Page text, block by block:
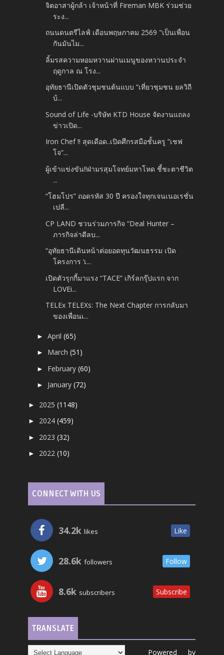
จิตอาสาผู้กล้า เจ้าหน้าที่ Fireman MBK ร่วมช่วย
ระง...
ถนนดนตรีไลฟ์ เดือนพฤษภาคม 2569 "เป็นเพื่อน
กันมันไม...
ลิ้มรสความหอมหวานผ่านเมนูของหวานประจำ
ฤดูกาล ณ โรง...
อุทัยธานีเปิดตัวชุมชนต้นแบบ “เที่ยวชุมชน ยลวิถี
บ้...
Sound of Life -บริษัท KTD House จัดงานแถลง
ข่าวเปิด...
Iron Chef !! สุดเดือด..เปิดศึกรสมือชั้นครู “เชฟ
โจ”...
ผู้เข้าแข่งขัน!!ฝ่ามรสุมโจทย์มหาโหด ชี้ชะตาชีวิต
...
“โฮมโปร” ถอดรหัส 30 ปี ครองใจทุกเจนเนอเรชั่น
เปลี...
CP LAND ชวนร่วมภารกิจ “Deal Hunter –
ภารกิจล่าดีลบ...
“อุทัยธานีเดินหน้าต่อยอดทุนวัฒนธรรม เปิด
โครงการ ‘เ...
เปิดตัวรุกกี้มาแรง “TACE” เกิร์ลกรุ๊ปแรก จาก
LOVEi...
TELEx TELEXs: The Next Chapter การกลับมา
ของเพื่อนเ...
►April(65)
► March(51)
► February(60)
► January(72)
► 2025(1148)
► 2024(459)
► 2023(32)
► 2022(10)
CONNECT WITH US
34.2k likes Like
28.6k followers Follow
8.6k subscribers Subscribe
TRANSLATE
Powered by